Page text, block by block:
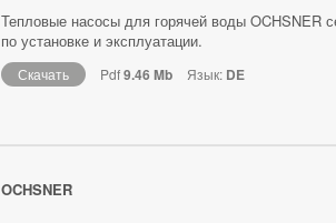
Тепловые насосы для горячей воды OCHSNER
по установке и эксплуатации.
Скачать Pdf9.46 Mb Язык: DE
OCHSNER